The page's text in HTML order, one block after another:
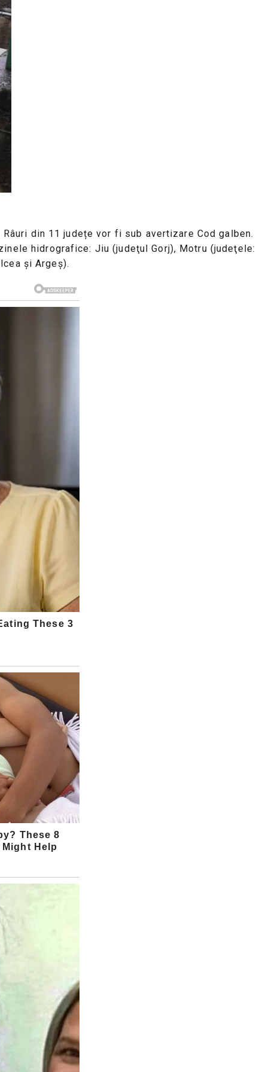
din 11 județe vor fi sub avertizare Cod galben.
hidrografice: Jiu (judeţul Gorj), Motru (judeţele:
şi Argeş).